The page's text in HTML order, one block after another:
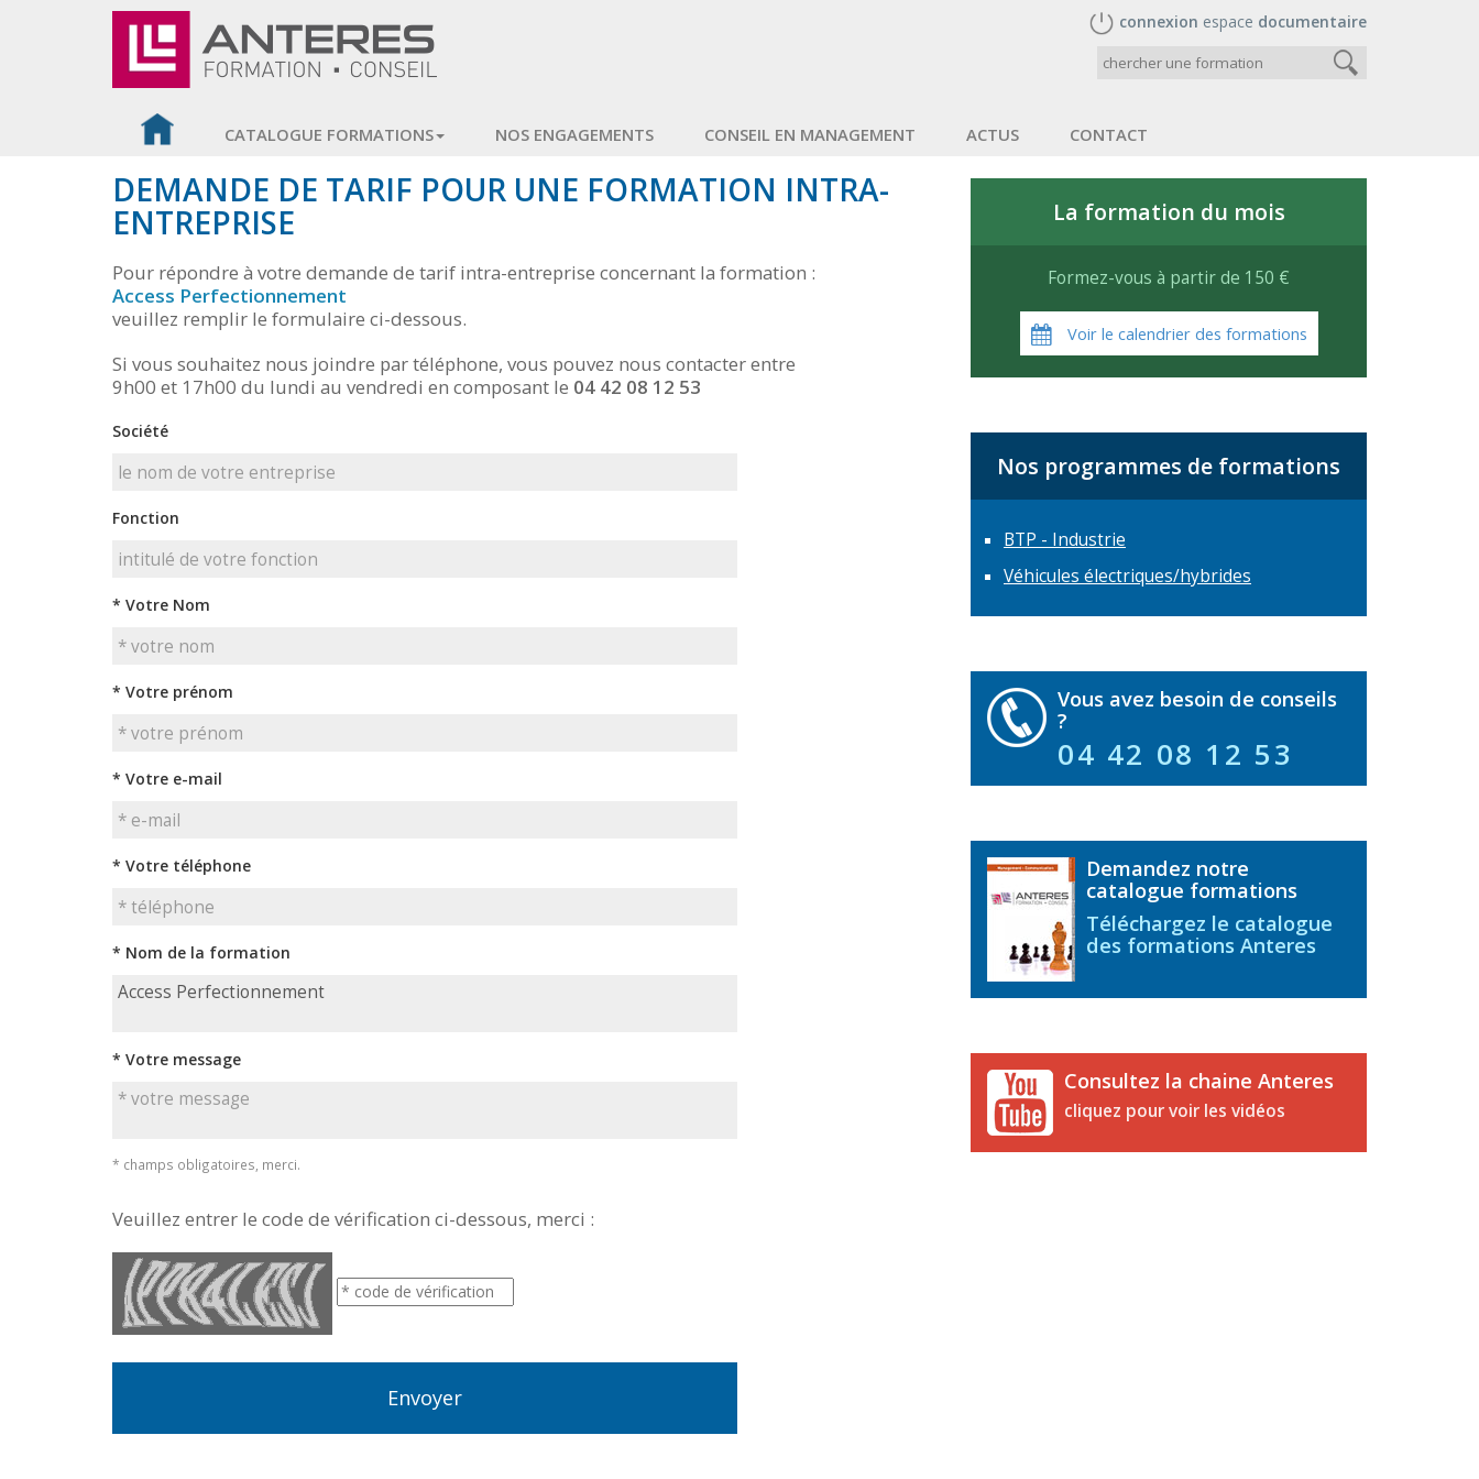
connexion espace documentaire
CATALOGUE FORMATIONS NOS ENGAGEMENTS CONSEIL EN MANAGEMENT ACTUS CONTACT
DEMANDE DE TARIF POUR UNE FORMATION INTRA-
ENTREPRISE
Pour répondre à votre demande de tarif intra-entreprise concernant la formation :
Access Perfectionnement
veuillez remplir le formulaire ci-dessous.
Si vous souhaitez nous joindre par téléphone, vous pouvez nous contacter entre
9h00 et 17h00 du lundi au vendredi en composant le 04 42 08 12 53
Société
Fonction
* Votre Nom
* Votre prénom
* Votre e-mail
* Votre téléphone
* Nom de la formation
* Votre message
* champs obligatoires, merci.
Veuillez entrer le code de vérification ci-dessous, merci :
La formation du mois
Formez-vous à partir de 150 €
Voir le calendrier des formations
Nos programmes de formations
BTP - Industrie
Véhicules électriques/hybrides
Vous avez besoin de conseils
?
04 42 08 12 53
Demandez notre
catalogue formations
Téléchargez le catalogue
des formations Anteres
Consultez la chaine Anteres
cliquez pour voir les vidéos